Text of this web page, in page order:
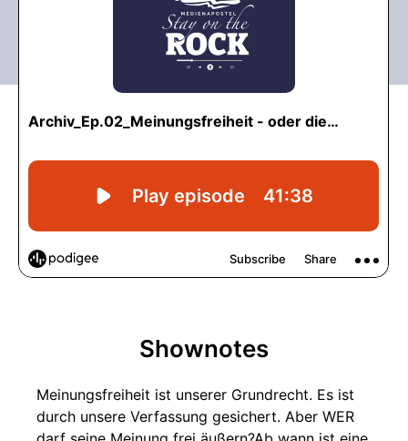
Shownotes
Meinungsfreiheit ist unserer Grundrecht. Es ist
durch unsere Verfassung gesichert. Aber WER